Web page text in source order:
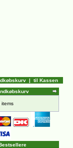
| til Kassen
items